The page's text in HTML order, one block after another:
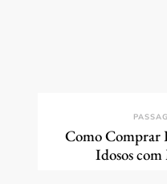
Como Comprar
Idosos